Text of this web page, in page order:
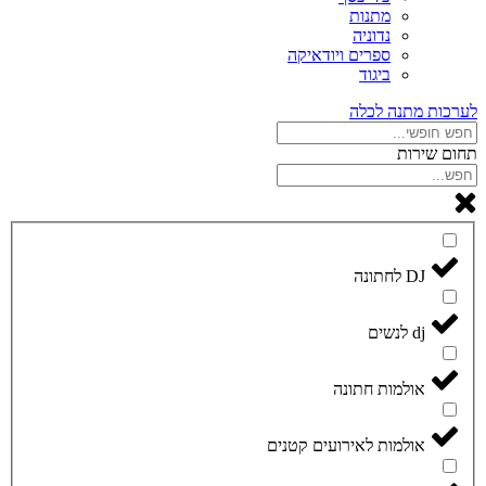
מתנות
נדוניה
ספרים ויודאיקה
ביגוד
לערכות מתנה לכלה
תחום שירות
DJ לחתונה
dj לנשים
אולמות חתונה
אולמות לאירועים קטנים